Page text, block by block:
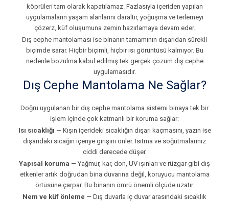
köprüleri tam olarak kapatılamaz. Fazlasıyla içeriden yapılan
uygulamaların yaşam alanlarını daraltır, yoğuşma ve terlemeyi
çözerz, küf oluşumuna zemin hazırlamaya devam eder.
Dış cephe mantolaması ise binanın tamamının dışarıdan sürekli
biçimde sarar. Hiçbir biçimli, hiçbir ısı görüntüsü kalmıyor. Bu
nedenle bozulma kabul edilmiş tek gerçek çözüm dış cephe
uygulamasıdır.
Dış Cephe Mantolama Ne Sağlar?
Doğru uygulanan bir dış cephe mantolama sistemi binaya tek bir
işlem içinde çok katmanlı bir koruma sağlar:
Isı sıcaklığı — Kışın içerideki sıcaklığın dışarı kaçmasını, yazın ise
dışarıdaki sıcağın içeriye girişini önler. Isıtma ve soğutmalarınız
ciddi derecede düşer.
Yapısal koruma — Yağmur, kar, don, UV ışınları ve rüzgar gibi dış
etkenler artık doğrudan bina duvarına değil, koruyucu mantolama
örtüsüne çarpar. Bu binanın ömrü önemli ölçüde uzatır.
Nem ve küf önleme — Dış duvarla iç duvar arasındaki sıcaklık